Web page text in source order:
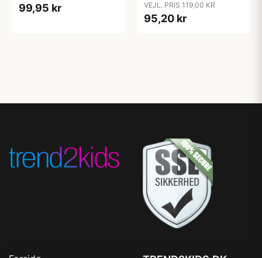
99,95 kr VEJL. PRIS 119,00 KR
95,20 kr